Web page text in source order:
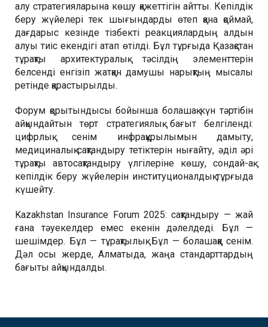
алу стратегияларына көшу қажеттігін айтты. Кепілдік
беру жүйелері тек шығындарды өтеп қана қоймай,
дағдарыс кезінде тізбекті реакциялардың алдын
алуы тиіс екендігі атап өтілді. Бұл тұрғыда Қазақстан
тұрақты архитектуралық тәсілдің элементтерін
белсенді енгізіп жатқан дамушы нарықтың мысалы
ретінде қарастырылды.
Форум қорытындысы бойынша болашақ күн тәртібін
айқындайтын төрт стратегиялық бағыт белгіленді:
цифрлық сенім инфрақұрылымын дамыту,
медициналық сақтандыру тетіктерін нығайту, әділ әрі
тұрақты автоcақтандыру үлгілеріне көшу, сондай-ақ
кепілдік беру жүйелерін институционалдық тұрғыда
күшейту.
Kazakhstan Insurance Forum 2025: сақтандыру — жай
ғана тәуекелдер емес екенін дәлелдеді. Бұл —
шешімдер. Бұл — тұрақтылық. Бұл — болашаққа сенім.
Дәл осы жерде, Алматыда, жаңа стандарттардың
бағыты айқындалды.